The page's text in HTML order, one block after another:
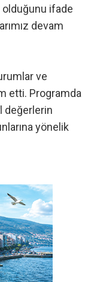
ifade
devam
ve
etti. Programda
değerlerin
yönelik